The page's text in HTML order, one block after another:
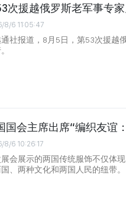
次援越俄罗斯老军事专
8/6 11:05:47
社报道，8月5日，第53次援越
国会主席出席“编织友谊
8/6 10:26:17
会展示的两国传统服饰不仅体
、两种文化和两国人民的纽带。